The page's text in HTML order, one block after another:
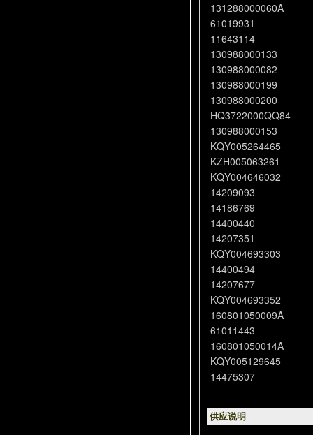
131288000060A
61019931
11643114
130988000133
130988000082
130988000199
130988000200
HQ3722000QQ84
130988000153
KQY005264465
KZH005063261
KQY004646032
14209093
14186769
14400440
14207351
KQY004693303
14400494
14207677
KQY004693352
160801050009A
61011443
160801050014A
KQY005129645
14475307
供应说明